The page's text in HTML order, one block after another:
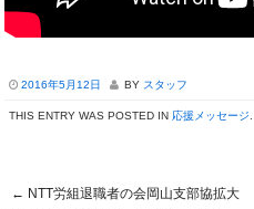
2016年5月12日 BY スタッフ
THIS ENTRY WAS POSTED IN 応援メッセージ
← NTT労組退職者の会岡山支部協拡大